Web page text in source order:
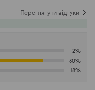
Переглянути відгуки
2%
80%
18%